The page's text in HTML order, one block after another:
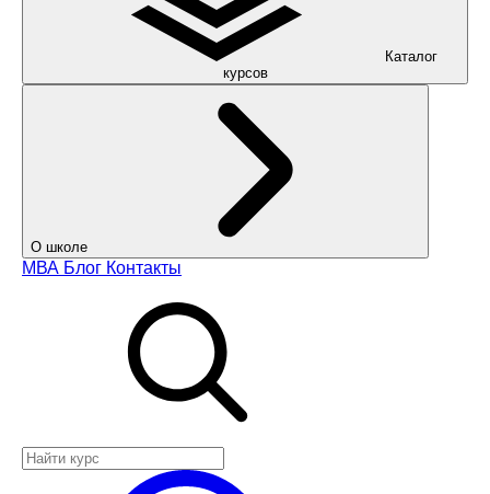
Каталог
курсов
О школе
МВА Блог Контакты